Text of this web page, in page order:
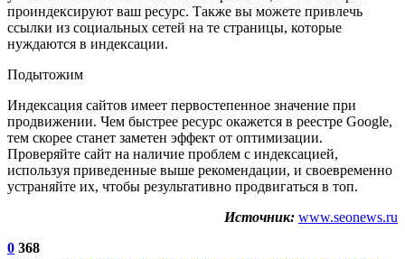
проиндексируют ваш ресурс. Также вы можете привлечь
ссылки из социальных сетей на те страницы, которые
нуждаются в индексации.
Подытожим
Индексация сайтов имеет первостепенное значение при
продвижении. Чем быстрее ресурс окажется в реестре Google,
тем скорее станет заметен эффект от оптимизации.
Проверяйте сайт на наличие проблем с индексацией,
используя приведенные выше рекомендации, и своевременно
устраняйте их, чтобы результативно продвигаться в топ.
Источник: www.seonews.ru
0 368